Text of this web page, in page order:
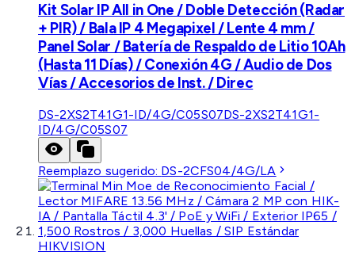
Kit Solar IP All in One / Doble Detección (Radar
+ PIR) / Bala IP 4 Megapixel / Lente 4 mm /
Panel Solar / Batería de Respaldo de Litio 10Ah
(Hasta 11 Días) / Conexión 4G / Audio de Dos
Vías / Accesorios de Inst. / Direc
DS-2XS2T41G1-ID/4G/C05S07DS-2XS2T41G1-
ID/4G/C05S07
Reemplazo sugerido: DS-2CFS04/4G/LA
HIKVISION